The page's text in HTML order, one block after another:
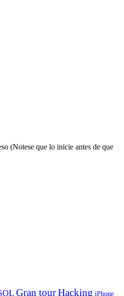
(Notese que lo inicie antes de que
Gran tourHacking iPhone